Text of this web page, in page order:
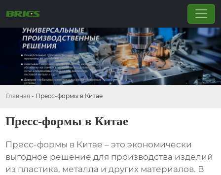
Главная - Пресс-формы в Китае
Пресс-формы в Китае
Пресс-формы в Китае – это экономически
выгодное решение для производства изделий
из пластика, металла и других материалов. В